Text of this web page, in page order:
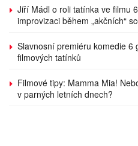
Jiří Mádl o roli tatínka ve filmu
improvizaci během „akčních“
Slavnosní premiéru komedie 6
filmových tatínků
Filmové tipy: Mamma Mia!
v parných letních dnech?